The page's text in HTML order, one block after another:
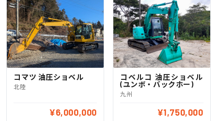
コマツ 油圧ショベル
北陸
¥6,000,000
コベルコ 油圧ショベル
(ユンボ・バックホー)
九州
¥1,750,000